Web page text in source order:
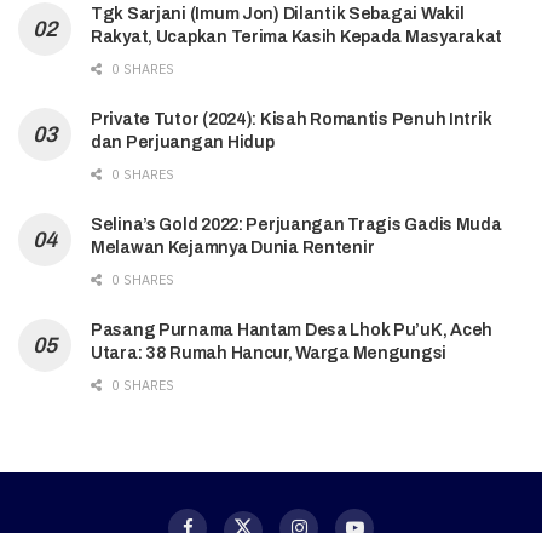
Tgk Sarjani (Imum Jon) Dilantik Sebagai Wakil
Rakyat, Ucapkan Terima Kasih Kepada Masyarakat
0 SHARES
Private Tutor (2024): Kisah Romantis Penuh Intrik
dan Perjuangan Hidup
0 SHARES
Selina’s Gold 2022: Perjuangan Tragis Gadis Muda
Melawan Kejamnya Dunia Rentenir
0 SHARES
Pasang Purnama Hantam Desa Lhok Pu’uK, Aceh
Utara: 38 Rumah Hancur, Warga Mengungsi
0 SHARES